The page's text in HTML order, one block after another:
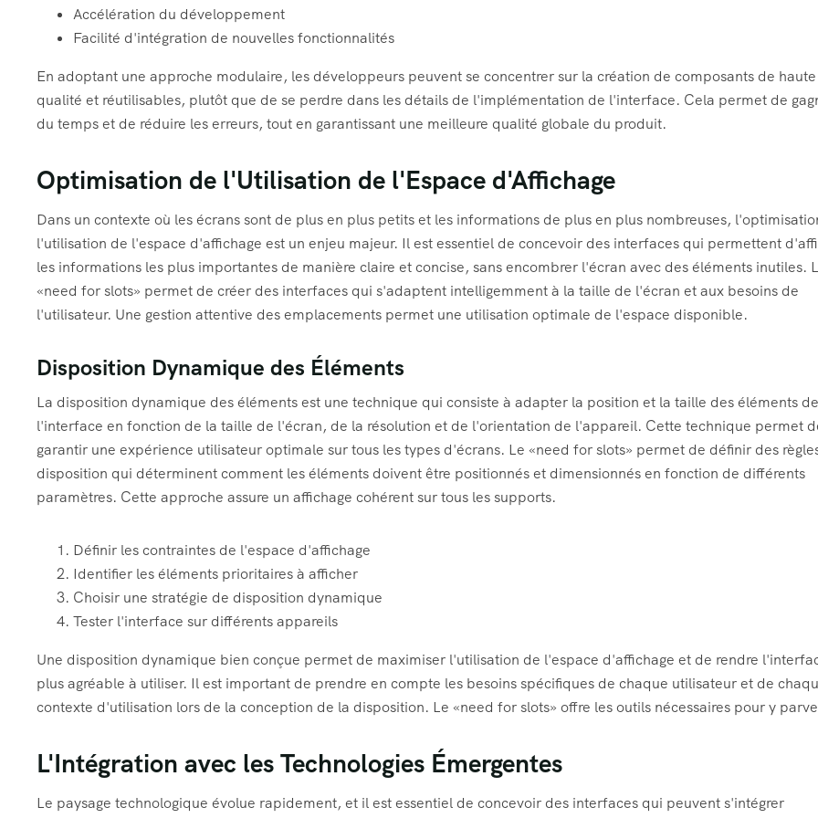
Accélération du développement
Facilité d'intégration de nouvelles fonctionnalités
En adoptant une approche modulaire, les développeurs peuvent se concentrer sur la création de composants de haute
qualité et réutilisables, plutôt que de se perdre dans les détails de l'implémentation de l'interface. Cela permet de
du temps et de réduire les erreurs, tout en garantissant une meilleure qualité globale du produit.
Optimisation de l'Utilisation de l'Espace d'Affichage
Dans un contexte où les écrans sont de plus en plus petits et les informations de plus en plus nombreuses,
l'utilisation de l'espace d'affichage est un enjeu majeur. Il est essentiel de concevoir des interfaces qui permettent
les informations les plus importantes de manière claire et concise, sans encombrer l'écran avec des éléments inutiles.
«need for slots» permet de créer des interfaces qui s'adaptent intelligemment à la taille de l'écran et aux besoins de
l'utilisateur. Une gestion attentive des emplacements permet une utilisation optimale de l'espace disponible.
Disposition Dynamique des Éléments
La disposition dynamique des éléments est une technique qui consiste à adapter la position et la taille des éléments de
l'interface en fonction de la taille de l'écran, de la résolution et de l'orientation de l'appareil. Cette technique permet
garantir une expérience utilisateur optimale sur tous les types d'écrans. Le «need for slots» permet de définir des
disposition qui déterminent comment les éléments doivent être positionnés et dimensionnés en fonction de différents
paramètres. Cette approche assure un affichage cohérent sur tous les supports.
Définir les contraintes de l'espace d'affichage
Identifier les éléments prioritaires à afficher
Choisir une stratégie de disposition dynamique
Tester l'interface sur différents appareils
Une disposition dynamique bien conçue permet de maximiser l'utilisation de l'espace d'affichage et de rendre
plus agréable à utiliser. Il est important de prendre en compte les besoins spécifiques de chaque utilisateur et de
contexte d'utilisation lors de la conception de la disposition. Le «need for slots» offre les outils nécessaires pour y
L'Intégration avec les Technologies Émergentes
Le paysage technologique évolue rapidement, et il est essentiel de concevoir des interfaces qui peuvent s'intégrer